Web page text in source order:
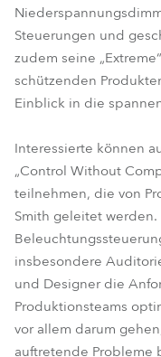
Steuerungen und
zudem seine
schützenden
Einblick in die
Interessierte können
„Control Without
teilnehmen, die von
Smith geleitet
insbesondere
und Designer die
Produktionsteams
vor allem darum
auftretende Probleme